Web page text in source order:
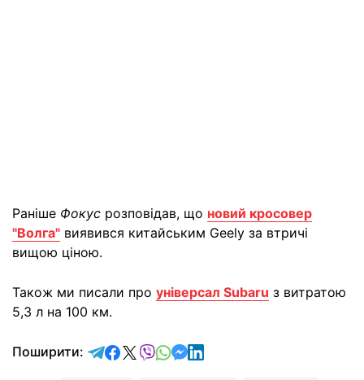
Раніше Фокус розповідав, що новий кросовер
"Волга" виявився китайським Geely за втричі
вищою ціною.
Також ми писали про універсал Subaru з витратою
5,3 л на 100 км.
Поширити: відправити у Telegram
поділитись у Facebook
поділитись у X
відправити у Viber
відправити у Whatsapp
відправити у Messenger
відправити у LinkedIn